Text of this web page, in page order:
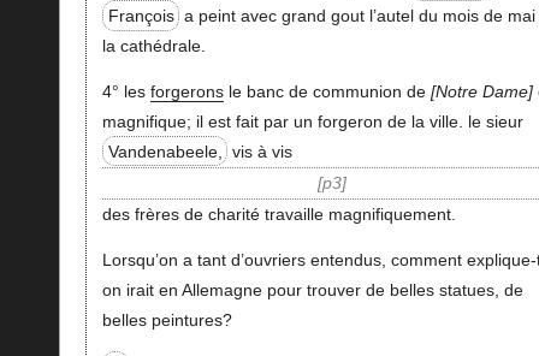
François a peint avec grand gout l’autel du mois de
la cathédrale.
4° les forgeronsle banc de communion de Notre Dame
magnifique; il est fait par un forgeron de la ville. le sieur
Vandenabeele,
vis à vis
p3
des frères de charité travaille magnifiquement.
Lorsqu’on a tant d’ouvriers entendus, comment
on irait en Allemagne pour trouver de belles statues, de
belles peintures?